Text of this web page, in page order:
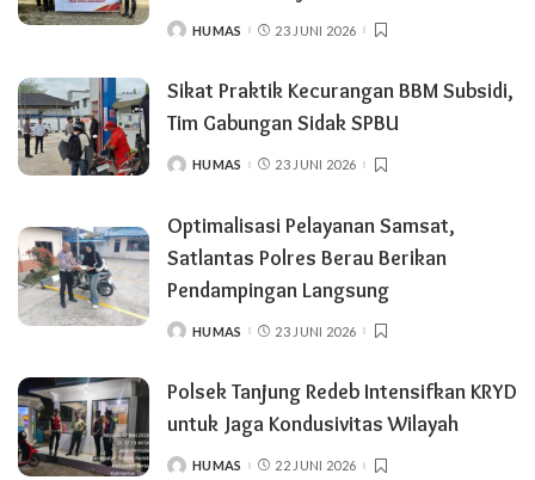
POSTED
HUMAS 23 JUNI 2026
Sikat Praktik Kecurangan BBM Subsidi,
Tim Gabungan Sidak SPBU
POSTED
HUMAS 23 JUNI 2026
Optimalisasi Pelayanan Samsat,
Satlantas Polres Berau Berikan
Pendampingan Langsung
POSTED
HUMAS 23 JUNI 2026
Polsek Tanjung Redeb Intensifkan KRYD
untuk Jaga Kondusivitas Wilayah
POSTED
HUMAS 22 JUNI 2026